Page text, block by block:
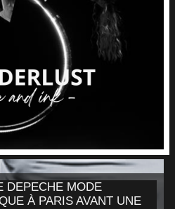
DEPECHE MODE
À PARIS AVANT UNE